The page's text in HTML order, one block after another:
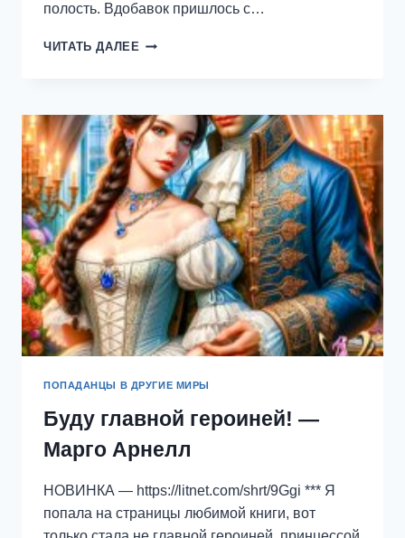
полость. Вдобавок пришлось с…
ЧИТАТЬ ДАЛЕЕ НЕПРАВИЛЬНЫЙ
—
СЕРГЕЙ
ИЗМАЙЛОВ
ПОПАДАНЦЫ В ДРУГИЕ МИРЫ
Буду главной героиней! —
Марго Арнелл
НОВИНКА — https://litnet.com/shrt/9Ggi *** Я
попала на страницы любимой книги, вот